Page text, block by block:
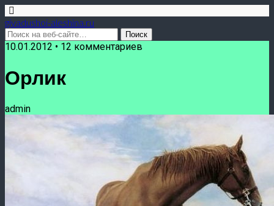
givadushoi-aleshina.ru
10.01.2012 • 12 комментариев
Орлик
admin